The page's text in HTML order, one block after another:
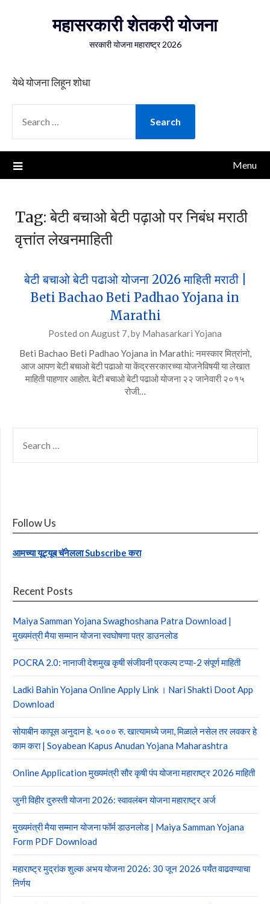
महासरकारी शेतकरी योजना
सरकारी योजना महाराष्ट्र 2026
येथे योजना लिहून शोधा
FOR:
Menu
Tag:बेटी बचाओ बेटी पढ़ाओ पर निबंध मराठी
वृत्तांत लेखनमाहिती
बेटी बचाओ बेटी पढाओ योजना 2026 माहिती मराठी |
Beti Bachao Beti Padhao Yojana in
Marathi
Posted on August 7,by Mahasarkari Yojana
Beti Bachao Beti Padhao Yojana in Marathi: नमस्कार मित्रांनो,
आज आपण बेटी बचाओ बेटी पढाओ या केंद्रसरकारच्या योजनेविषयी या लेखात
माहिती पाहणार आहोत. बेटी बचाओ बेटी पढाओ योजना २२ जानेवारी २०१५
रोजी…
FOR:
Follow Us
आमच्या यूट्यूब चॅनेलला Subscribe करा
Recent Posts
Maiya Samman Yojana Swaghoshana Patra Download |
मुख्यमंत्री मैया सम्मान योजना स्वघोषणा पत्र डाउनलोड
POCRA 2.0: नानाजी देशमुख कृषी संजीवनी प्रकल्प टप्पा-2 संपूर्ण माहिती
Ladki Bahin Yojana Online Apply Link । Nari Shakti Doot App
Download
सोयाबीन कापूस अनुदान हे. ५००० रु. खात्यामध्ये जमा, मिळाले नसेल तर लवकर हे
काम करा | Soyabean Kapus Anudan Yojana Maharashtra
Online Application मुख्यमंत्री सौर कृषी पंप योजना महाराष्ट्र 2026 माहिती
जुनी विहीर दुरुस्ती योजना 2026: स्वावलंबन योजना महाराष्ट्र अर्ज
मुख्यमंत्री मैया सम्मान योजना फॉर्म डाउनलोड | Maiya Samman Yojana
Form PDF Download
महाराष्ट्र मुद्रांक शुल्क अभय योजना 2026: 30 जून 2026 पर्यंत वाढवण्याचा
निर्णय